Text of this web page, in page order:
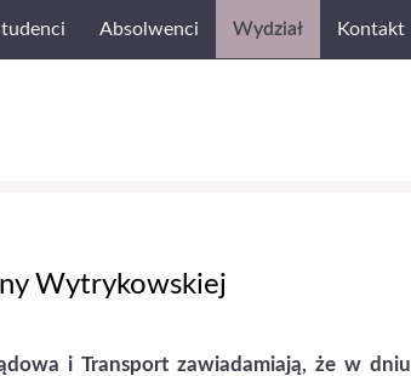
Absolwenci Wydział Kontakt
Wytrykowskiej
i Transport zawiadamiają, że w dniu